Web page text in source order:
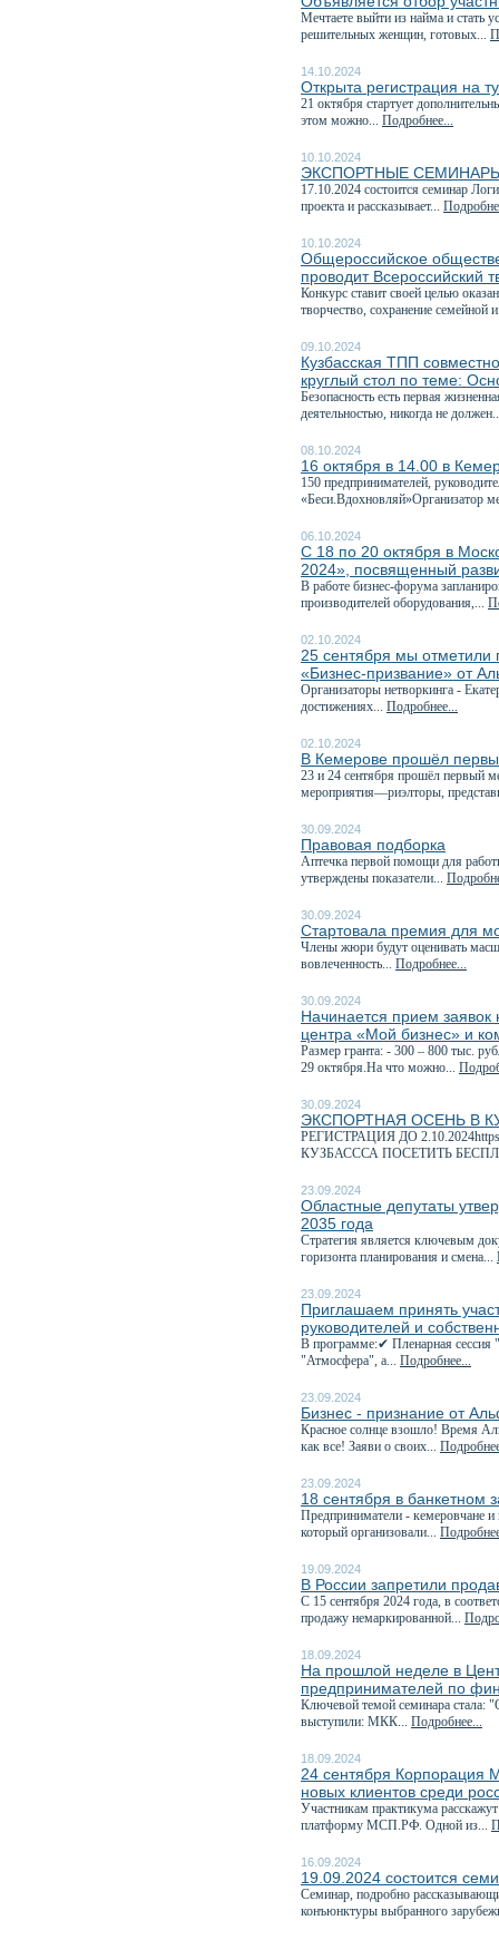
Мечтаете выйти из найма и
решительных женщин, готовых...
14.10.2024
Открыта регистрация на
21 октября стартует
этом можно... Подробнее...
10.10.2024
ЭКСПОРТНЫЕ
17.10.2024 состоится семинар
проекта и рассказывает...
10.10.2024
Общероссийское
проводит Всероссийский
Конкурс ставит своей целью
творчество, сохранение семейной
09.10.2024
Кузбасская ТПП
круглый стол по теме:
Безопасность есть первая
деятельностью, никогда не
08.10.2024
16 октября в 14.00 в
150 предпринимателей,
«Беси.Вдохновляй»Организатор
06.10.2024
С 18 по 20 октября в
2024», посвященный
В работе бизнес-форума
производителей оборудования,...
02.10.2024
25 сентября мы отметили
«Бизнес-призвание» от
Организаторы нетворкинга -
достижениях... Подробнее...
02.10.2024
В Кемерове прошёл
23 и 24 сентября прошёл первый
мероприятия—риэлторы,
30.09.2024
Правовая подборка
Аптечка первой помощи для
утверждены показатели...
30.09.2024
Стартовала премия для
Члены жюри будут оценивать
вовлеченность... Подробнее...
30.09.2024
Начинается прием заявок
центра «Мой бизнес» и
Размер гранта: - 300 – 800 тыс.
29 октября.На что можно...
30.09.2024
ЭКСПОРТНАЯ ОСЕНЬ В
РЕГИСТРАЦИЯ ДО
КУЗБАСССА ПОСЕТИТЬ
23.09.2024
Областные депутаты
2035 года
Стратегия является ключевым
горизонта планирования и смена...
23.09.2024
Приглашаем принять
руководителей и
В программе:✔ Пленарная сессия
"Атмосфера", а... Подробнее...
23.09.2024
Бизнес - признание от
Красное солнце взошло! Время
как все! Заяви о своих...
23.09.2024
18 сентября в банкетном
Предприниматели - кемеровчане
который организовали...
19.09.2024
В России запретили
С 15 сентября 2024 года, в
продажу немаркированной...
18.09.2024
На прошлой неделе в
предпринимателей по
Ключевой темой семинара стала:
выступили: МКК... Подробнее...
18.09.2024
24 сентября Корпорация
новых клиентов среди
Участникам практикума
платформу МСП.РФ. Одной из...
16.09.2024
19.09.2024 состоится
Семинар, подробно
конъюнктуры выбранного